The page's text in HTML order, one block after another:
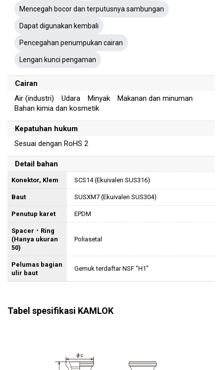
Mencegah bocor dan terputusnya sambungan
Dapat digunakan kembali
Pencegahan penumpukan cairan
Lengan kunci pengaman
Cairan
Air (industri) Udara Minyak Makanan dan minuman
Bahan kimia dan kosmetik
Kepatuhan hukum
Sesuai dengan RoHS 2
Detail bahan
Konektor, Klem SCS14 (Ekuivalen SUS316)
Baut SUSXM7 (Ekuivalen SUS304)
Penutup karet EPDM
Spacer ･ Ring
(Hanya ukuran
50)
Poliasetal
Pelumas bagian
ulir baut
Gemuk terdaftar NSF "H1"
Tabel spesifikasi KAMLOK